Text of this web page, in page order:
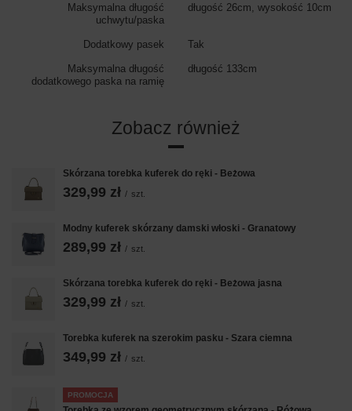
Maksymalna długość
uchwytu/paska
długość 26cm, wysokość 10cm
Dodatkowy pasek Tak
Maksymalna długość
dodatkowego paska na ramię
długość 133cm
Zobacz również
Skórzana torebka kuferek do ręki - Beżowa
329,99 zł / szt.
Modny kuferek skórzany damski włoski - Granatowy
289,99 zł / szt.
Skórzana torebka kuferek do ręki - Beżowa jasna
329,99 zł / szt.
Torebka kuferek na szerokim pasku - Szara ciemna
349,99 zł / szt.
PROMOCJA